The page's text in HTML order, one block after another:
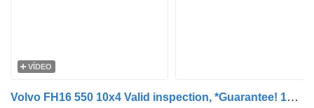
VÍDEO
Volvo FH16 550 10x4 Valid inspection, *Guarantee! 10x4x6